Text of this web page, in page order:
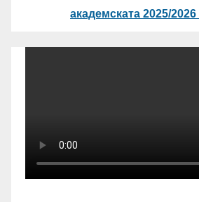
академската 2025/